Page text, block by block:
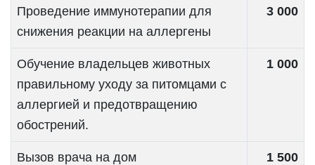
Проведение иммунотерапии для
снижения реакции на аллергены
3 000
Обучение владельцев животных
правильному уходу за питомцами с
аллергией и предотвращению
обострений.
1 000
Вызов врача на дом 1 500